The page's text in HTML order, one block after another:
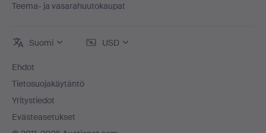
Teema- ja vasarahuutokaupat
Suomi USD
Ehdot
Tietosuojakäytäntö
Yritystiedot
Evästeasetukset